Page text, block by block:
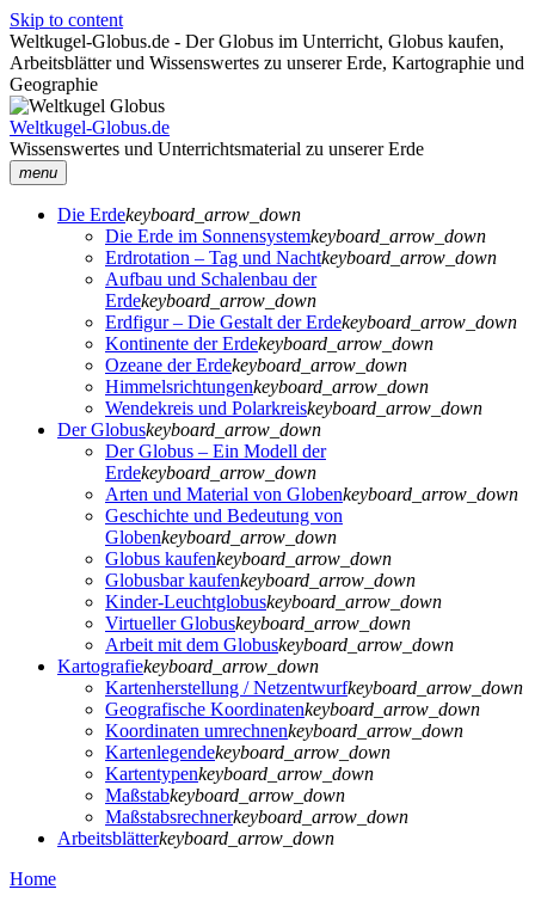
Skip to content
Weltkugel-Globus.de - Der Globus im Unterricht, Globus kaufen,
Arbeitsblätter und Wissenswertes zu unserer Erde, Kartographie und
Geographie
Weltkugel-Globus.de
Wissenswertes und Unterrichtsmaterial zu unserer Erde
menu
Die Erdekeyboard_arrow_down
Die Erde im Sonnensystemkeyboard_arrow_down
Erdrotation – Tag und Nachtkeyboard_arrow_down
Aufbau und Schalenbau der
Erdekeyboard_arrow_down
Erdfigur – Die Gestalt der Erdekeyboard_arrow_down
Kontinente der Erdekeyboard_arrow_down
Ozeane der Erdekeyboard_arrow_down
Himmelsrichtungenkeyboard_arrow_down
Wendekreis und Polarkreiskeyboard_arrow_down
Der Globuskeyboard_arrow_down
Der Globus – Ein Modell der
Erdekeyboard_arrow_down
Arten und Material von Globenkeyboard_arrow_down
Geschichte und Bedeutung von
Globenkeyboard_arrow_down
Globus kaufenkeyboard_arrow_down
Globusbar kaufenkeyboard_arrow_down
Kinder-Leuchtglobuskeyboard_arrow_down
Virtueller Globuskeyboard_arrow_down
Arbeit mit dem Globuskeyboard_arrow_down
Kartografiekeyboard_arrow_down
Kartenherstellung / Netzentwurfkeyboard_arrow_down
Geografische Koordinatenkeyboard_arrow_down
Koordinaten umrechnenkeyboard_arrow_down
Kartenlegendekeyboard_arrow_down
Kartentypenkeyboard_arrow_down
Maßstabkeyboard_arrow_down
Maßstabsrechnerkeyboard_arrow_down
Arbeitsblätterkeyboard_arrow_down
Home